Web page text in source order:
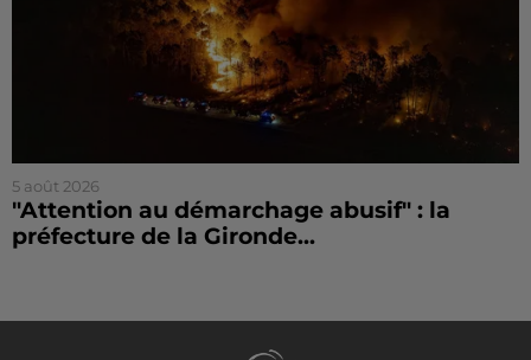
5 août 2026
"Attention au démarchage abusif" : la
préfecture de la Gironde...